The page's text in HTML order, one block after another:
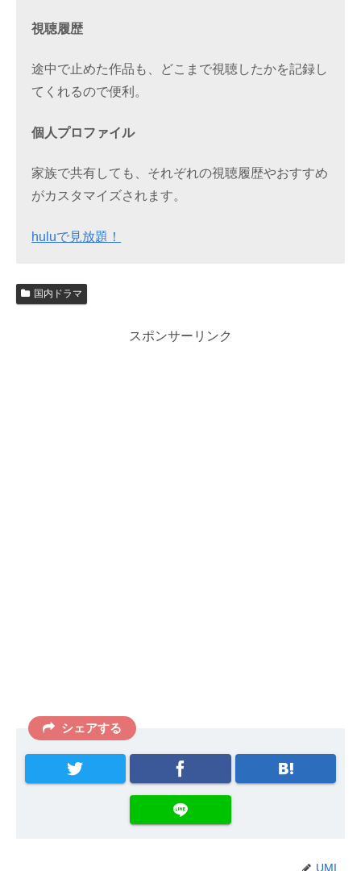
視聴履歴
途中で止めた作品も、どこまで視聴したかを記録し
てくれるので便利。
個人プロファイル
家族で共有しても、それぞれの視聴履歴やおすすめ
がカスタマイズされます。
huluで見放題！
国内ドラマ
スポンサーリンク
シェアする
UMI